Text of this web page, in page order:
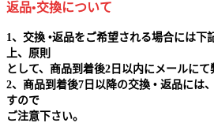
返品•交換について
1、交換 •返品をご希望される場合には下
上、原則
として、商品到着後2日以内にメールにて
2、商品到着後7日以降の交換 • 返品には
すので
ご注意下さい。